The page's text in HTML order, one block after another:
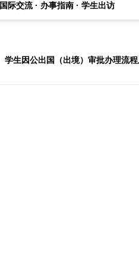
国际交流 · 办事指南 ·学生出访
学生因公出国（出境）审批办理流